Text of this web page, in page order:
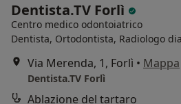
Dentista.TV Forlì
Centro medico odontoiatrico
Dentista, Ortodontista, Radiologo
Via Merenda, 1, Forlì • Mappa
Dentista.TV Forlì
Ablazione del tartaro